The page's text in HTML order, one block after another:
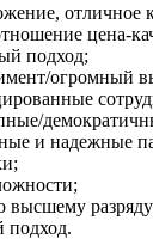
отличное
цена-
подход;
огромный
и надежные
высшему
подход.